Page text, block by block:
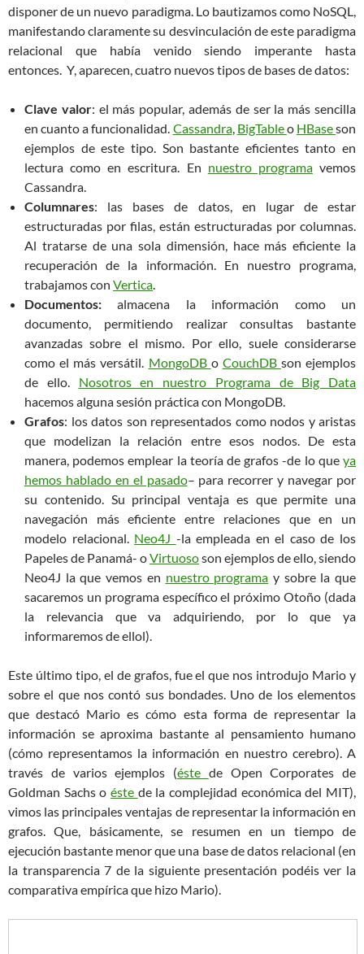
disponer de un nuevo paradigma. Lo bautizamos como NoSQL,
manifestando claramente su desvinculación de este paradigma
relacional que había venido siendo imperante hasta
entonces. Y, aparecen, cuatro nuevos tipos de bases de datos:
Clave valor: el más popular, además de ser la más sencilla
en cuanto a funcionalidad. Cassandra, BigTableo HBaseson
ejemplos de este tipo. Son bastante eficientes tanto en
lectura como en escritura. En nuestro programavemos
Cassandra.
Columnares: las bases de datos, en lugar de estar
estructuradas por filas, están estructuradas por columnas.
Al tratarse de una sola dimensión, hace más eficiente la
recuperación de la información. En nuestro programa,
trabajamos con Vertica.
Documentos: almacena la información como un
documento, permitiendo realizar consultas bastante
avanzadas sobre el mismo. Por ello, suele considerarse
como el más versátil. MongoDB o CouchDB son ejemplos
de ello. Nosotros en nuestro Programa de Big Data
hacemos alguna sesión práctica con MongoDB.
Grafos: los datos son representados como nodos y aristas
que modelizan la relación entre esos nodos. De esta
manera, podemos emplear la teoría de grafos -de lo que ya
hemos hablado en el pasado– para recorrer y navegar por
su contenido. Su principal ventaja es que permite una
navegación más eficiente entre relaciones que en un
modelo relacional. Neo4J -la empleada en el caso de los
Papeles de Panamá- oVirtuososon ejemplos de ello, siendo
Neo4J la que vemos en nuestro programa y sobre la que
sacaremos un programa específico el próximo Otoño (dada
la relevancia que va adquiriendo, por lo que ya
informaremos de ellol).
Este último tipo, el de grafos, fue el que nos introdujo Mario y
sobre el que nos contó sus bondades. Uno de los elementos
que destacó Mario es cómo esta forma de representar la
información se aproxima bastante al pensamiento humano
(cómo representamos la información en nuestro cerebro). A
través de varios ejemplos (éste de Open Corporates de
Goldman Sachs o éste de la complejidad económica del MIT),
vimos las principales ventajas de representar la información en
grafos. Que, básicamente, se resumen en un tiempo de
ejecución bastante menor que una base de datos relacional (en
la transparencia 7 de la siguiente presentación podéis ver la
comparativa empírica que hizo Mario).